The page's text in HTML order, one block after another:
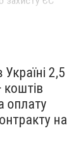
2,5
оплату
на